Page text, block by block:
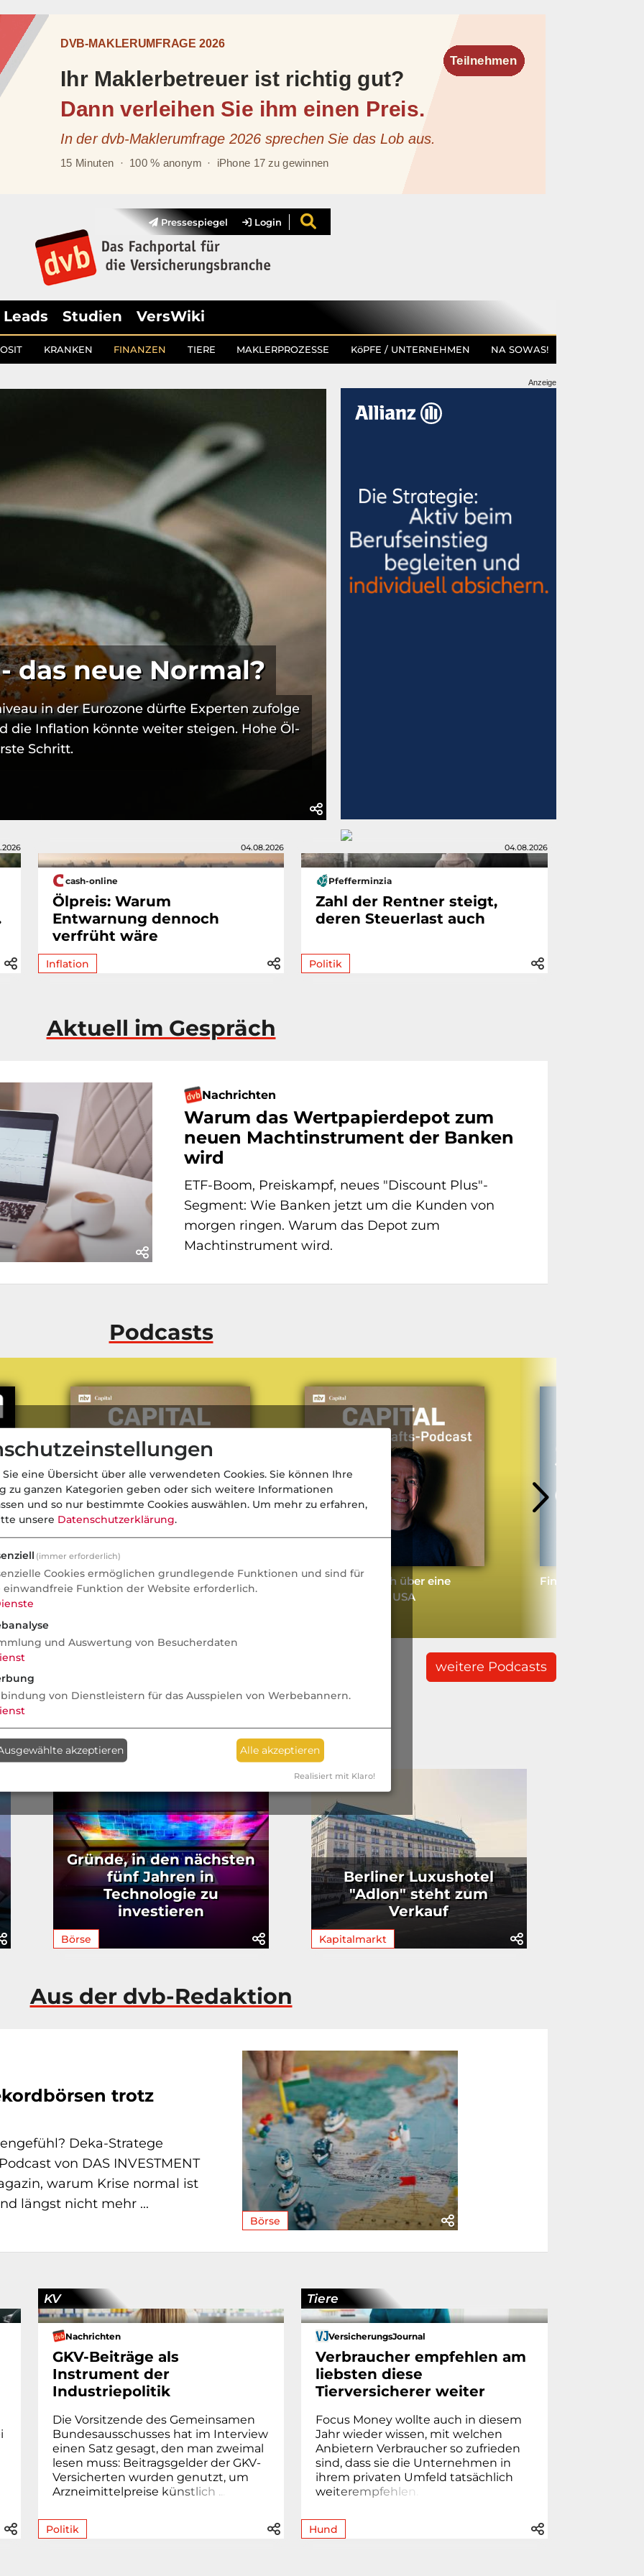
Pressespiegel Login
Leads Studien VersWiki
KRANKEN FINANZEN TIERE MAKLERPROZESSE KöPFE / UNTERNEHMEN NA SOWAS!
das neue Normal?
in der Eurozone dürfte Experten zufolge
die Inflation könnte weiter steigen. Hohe Öl-
Schritt.
Anzeige
04.08.2026
cash-online
Ölpreis: Warum
Entwarnung dennoch
verfrüht wäre
Inflation
04.08.2026
Pfefferminzia
Zahl der Rentner steigt,
deren Steuerlast auch
Politik
Aktuell im Gespräch
Nachrichten
Warum das Wertpapierdepot zum
neuen Machtinstrument der Banken
wird
ETF-Boom, Preiskampf, neues "Discount Plus"-
Segment: Wie Banken jetzt um die Kunden von
morgen ringen. Warum das Depot zum
Machtinstrument wird.
Podcasts
„Die Bundesregierung darf sich
jetzt nicht zurücklehnen“
„Man muss auch über eine
Staatspleite der USA
Financing climate
weitere Podcasts
Gründe, in den nächsten
fünf Jahren in
Technologie zu
investieren
Börse
Berliner Luxushotel
"Adlon" steht zum
Verkauf
Kapitalmarkt
Aus der dvb-Redaktion
Börse
trotz
Deka-Stratege
von DAS INVESTMENT
warum Krise normal ist
längst nicht mehr ...
KV
Nachrichten
GKV-Beiträge als
Instrument der
Industriepolitik
Die Vorsitzende des Gemeinsamen
Bundesausschusses hat im Interview
einen Satz gesagt, den man zweimal
lesen muss: Beitragsgelder der GKV-
Versicherten wurden genutzt, um
Arzneimittelpreise künstlich ..
Politik
Tiere
VersicherungsJournal
Verbraucher empfehlen am
liebsten diese
Tierversicherer weiter
Focus Money wollte auch in diesem
Jahr wieder wissen, mit welchen
Anbietern Verbraucher so zufrieden
sind, dass sie die Unternehmen in
ihrem privaten Umfeld tatsächlich
weiterempfehlen
Hund
eine Übersicht über alle verwendeten Cookies. Sie können Ihre
zu ganzen Kategorien geben oder sich weitere Informationen
und so nur bestimmte Cookies auswählen. Um mehr zu erfahren,
unsere Datenschutzerklärung.
(immer erforderlich)
Cookies ermöglichen grundlegende Funktionen und sind für
einwandfreie Funktion der Website erforderlich.
und Auswertung von Besucherdaten
von Dienstleistern für das Ausspielen von Werbebannern.
akzeptieren Alle akzeptieren
Realisiert mit Klaro!